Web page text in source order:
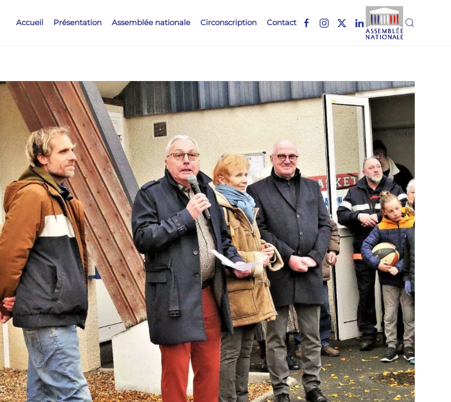
Accueil Présentation Assemblée nationale Circonscription Contact